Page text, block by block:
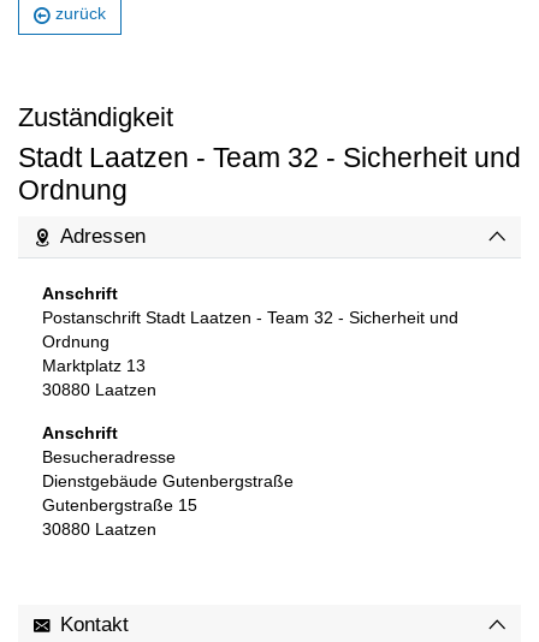
zurück
Zuständigkeit
Stadt Laatzen - Team 32 - Sicherheit und
Ordnung
Adressen
Anschrift
Postanschrift Stadt Laatzen - Team 32 - Sicherheit und
Ordnung
Marktplatz 13
30880 Laatzen
Anschrift
Besucheradresse
Dienstgebäude Gutenbergstraße
Gutenbergstraße 15
30880 Laatzen
Kontakt